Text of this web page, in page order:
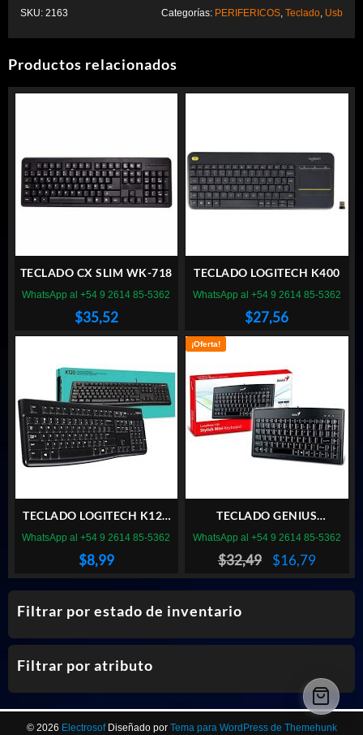
Filtrar por estado de inventario
Filtrar por atributo
SKU: 2163 Categorías: PERIFERICOS Teclado Usb
Productos relacionados
TECLADO CX SLIM WK-718
$35,52
WhatsApp al +54 9 2614 85-5362
TECLADO LOGITECH K400
$27,56
WhatsApp al +54 9 2614 85-5362
TECLADO LOGITECH K120
USB BLACK LATINO
$8,99
WhatsApp al +54 9 2614 85-5362
¡Oferta!
TECLADO GENIUS
LUXEMATE 100
$32,49
El
precio
original
$16,79El
precio
actual
WhatsApp al +54 9 2614 85-5362
© 2026 Electrosof Diseñado por Tema para WordPress de Themehunk